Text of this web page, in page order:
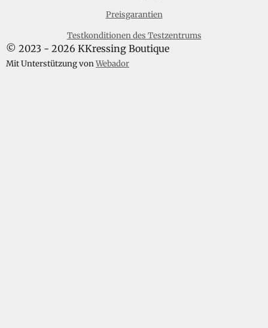
o
k
a
r
a
m
o
p
Preisgarantien
Testkonditionen des Testzentrums
© 2023 - 2026 KKressing Boutique
Mit Unterstützung vonWebador